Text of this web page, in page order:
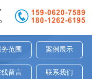
务范围 案例展示
线留言 联系我们